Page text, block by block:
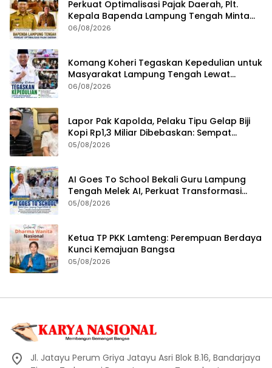
Perkuat Optimalisasi Pajak Daerah, Plt.
Kepala Bapenda Lampung Tengah Minta
Seluruh Pengelola Tingkatkan Inovasi dan
06/08/2026
Komang Koheri Tegaskan Kepedulian untuk
Masyarakat Lampung Tengah Lewat
Penyaluran Bantuan Disabilitas
06/08/2026
Lapor Pak Kapolda, Pelaku Tipu Gelap Biji
Kopi Rp1,3 Miliar Dibebaskan: Sempat
Ditangkap di Jawa Tengah dan Ditahan di
05/08/2026
AI Goes To School Bekali Guru Lampung
Tengah Melek AI, Perkuat Transformasi
Pendidikan Digital
05/08/2026
Ketua TP PKK Lamteng: Perempuan Berdaya
Kunci Kemajuan Bangsa
05/08/2026
Jl. Jatayu Perum Griya Jatayu Asri Blok B.16, Bandarjaya